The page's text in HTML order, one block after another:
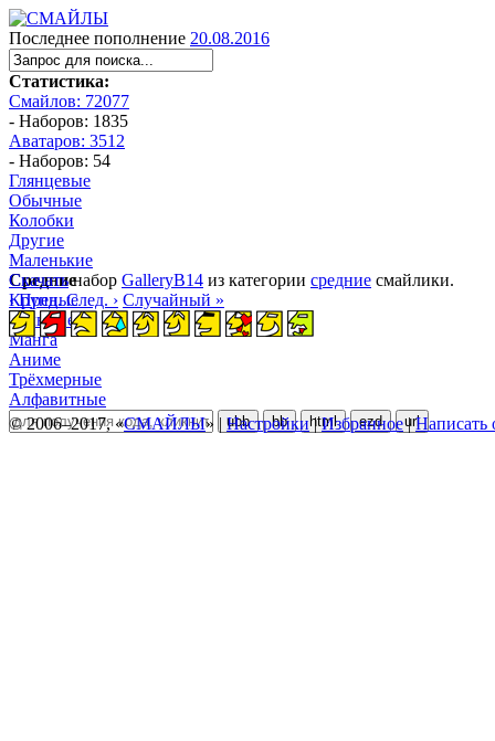
Последнее пополнение 20.08.2016
Статистика:
Смайлов: 72077
- Наборов: 1835
Аватаров: 3512
- Наборов: 54
Глянцевые
Обычные
Колобки
Другие
Маленькие
Средние
Крупные
Большие
Манга
Аниме
Трёхмерные
Алфавитные
ubb bb html ezd url
Скачатьнабор GalleryB14 из категории средние смайлики.
‹ Пред. След. › Случайный »
© 2006–2017, «СМАЙЛЫ» | Настройки|Избранное|Написать